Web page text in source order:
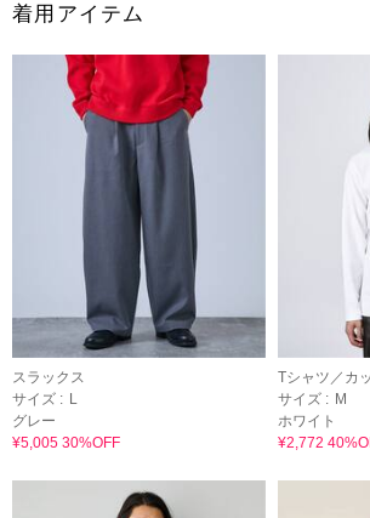
着用アイテム
スラックス
サイズ : L
グレー
¥5,005 30%OFF
Tシャツ／カ
サイズ : M
ホワイト
¥2,772